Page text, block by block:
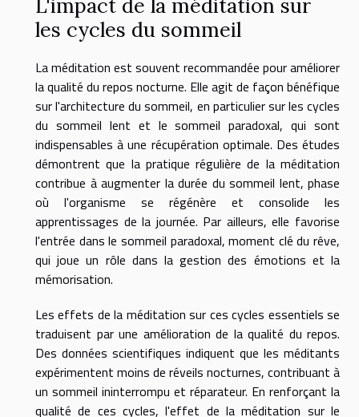
L'impact de la méditation sur
les cycles du sommeil
La méditation est souvent recommandée pour améliorer
la qualité du repos nocturne. Elle agit de façon bénéfique
sur l'architecture du sommeil, en particulier sur les cycles
du sommeil lent et le sommeil paradoxal, qui sont
indispensables à une récupération optimale. Des études
démontrent que la pratique régulière de la méditation
contribue à augmenter la durée du sommeil lent, phase
où l'organisme se régénère et consolide les
apprentissages de la journée. Par ailleurs, elle favorise
l'entrée dans le sommeil paradoxal, moment clé du rêve,
qui joue un rôle dans la gestion des émotions et la
mémorisation.
Les effets de la méditation sur ces cycles essentiels se
traduisent par une amélioration de la qualité du repos.
Des données scientifiques indiquent que les méditants
expérimentent moins de réveils nocturnes, contribuant à
un sommeil ininterrompu et réparateur. En renforçant la
qualité de ces cycles, l'effet de la méditation sur le